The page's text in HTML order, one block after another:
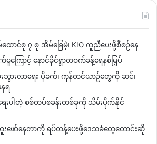
ောင်စု ၇ စု အိမ်ခြေမဲ့၊ KIO ကူညီပေးဖို့စီစဉ်နေ
မှုကြောင့် နောင်ခိုင်ရွာတဝက်ခန့်ရေနစ်မြှပ်
းသွားလာရေး ပိုခက်၊ ကုန်တင်ယာဉ်တွေကို ဆင်၊
ရ
ပါတဲ့ စစ်တပ်စခန်းတစ်ခုကို သိမ်းပိုက်နိုင်
ဖော်နေတာကို ရပ်တန့်ပေးဖို့ဒေသခံတွေတောင်းဆို